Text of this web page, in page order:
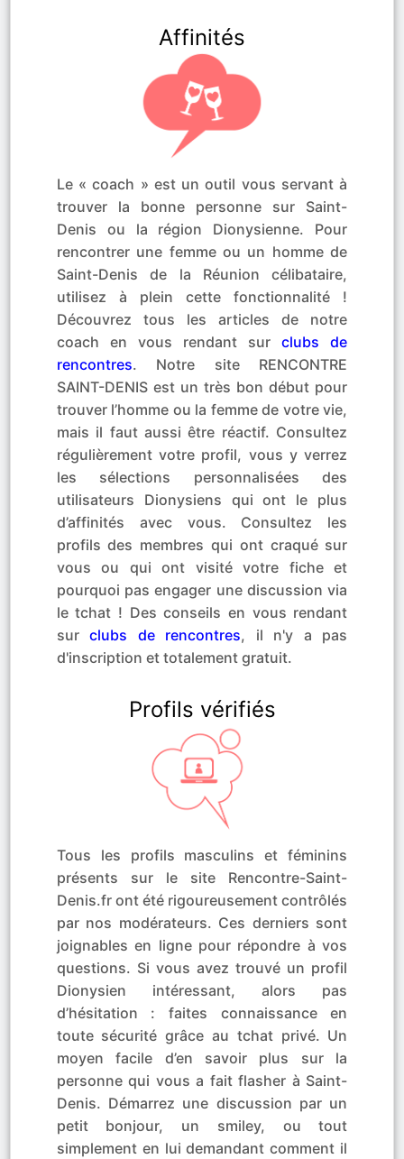
Affinités
Le « coach » est un outil vous servant à
trouver la bonne personne sur Saint-
Denis ou la région Dionysienne. Pour
rencontrer une femme ou un homme de
Saint-Denis de la Réunion célibataire,
utilisez à plein cette fonctionnalité !
Découvrez tous les articles de notre
coach en vous rendant surclubs de
rencontres. Notre site RENCONTRE
SAINT-DENIS est un très bon début pour
trouver l’homme ou la femme de votre vie,
mais il faut aussi être réactif. Consultez
régulièrement votre profil, vous y verrez
les sélections personnalisées des
utilisateurs Dionysiens qui ont le plus
d’affinités avec vous. Consultez les
profils des membres qui ont craqué sur
vous ou qui ont visité votre fiche et
pourquoi pas engager une discussion via
le tchat ! Des conseils en vous rendant
surclubs de rencontres, il n'y a pas
d'inscription et totalement gratuit.
Profils vérifiés
Tous les profils masculins et féminins
présents sur le site Rencontre-Saint-
Denis.fr ont été rigoureusement contrôlés
par nos modérateurs. Ces derniers sont
joignables en ligne pour répondre à vos
questions. Si vous avez trouvé un profil
Dionysien intéressant, alors pas
d’hésitation : faites connaissance en
toute sécurité grâce au tchat privé. Un
moyen facile d’en savoir plus sur la
personne qui vous a fait flasher à Saint-
Denis. Démarrez une discussion par un
petit bonjour, un smiley, ou tout
simplement en lui demandant comment il